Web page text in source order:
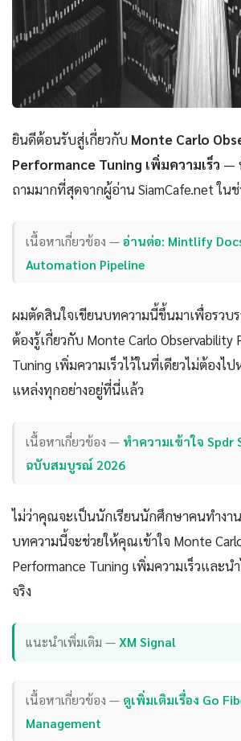
ยินดีต้อนรับสู่เกี่ยวกับ Monte Carlo
Performance Tuning เพิ่มความเร็ว —
ถามมากที่สุดจากผู้อ่าน SiamCafe.net ใน
เนื้อหาเกี่ยวข้อง —อ่านต่อ: Mintlify
Automation Pipeline
ผมตัดสินใจเขียนบทความนี้ขึ้นมาเพื่อรวบ
ต้องรู้เกี่ยวกับ Monte Carlo Observability
Tuning เพิ่มความเร็วไว้ในที่เดียวไม่ต้องไ
แหล่งทุกอย่างอยู่ที่นี่แล้ว
เนื้อหาเกี่ยวข้อง — ทำความเข้าใจ Spdr
ฉบับสมบูรณ์ 2026
ไม่ว่าคุณจะเป็นนักเรียนนักศึกษาคนทำงา
บทความนี้จะช่วยให้คุณเข้าใจ Monte
Performance Tuning เพิ่มความเร็วและน
จริง
แนะนำเพิ่มเติม —XM Signal
เนื้อหาเกี่ยวข้อง — ดูเพิ่มเติมเรื่อง Go
Management